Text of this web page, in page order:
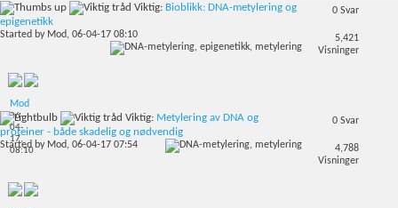
Viktig: Bioblikk: DNA-metylering og
epigenetikk
Started by Mod, 06-04-17 08:10
0 Svar
5,421
Visninger
Mod
06-
04-
17,
08:10
Viktig: Metylering av DNA og
proteiner - både skadelig og nødvendig
Started by Mod, 06-04-17 07:54
0 Svar
4,788
Visninger